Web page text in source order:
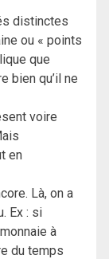
distinctes
ou « points
que
bien qu’il ne
voire
en
Là, on a
Ex : si
à
du temps